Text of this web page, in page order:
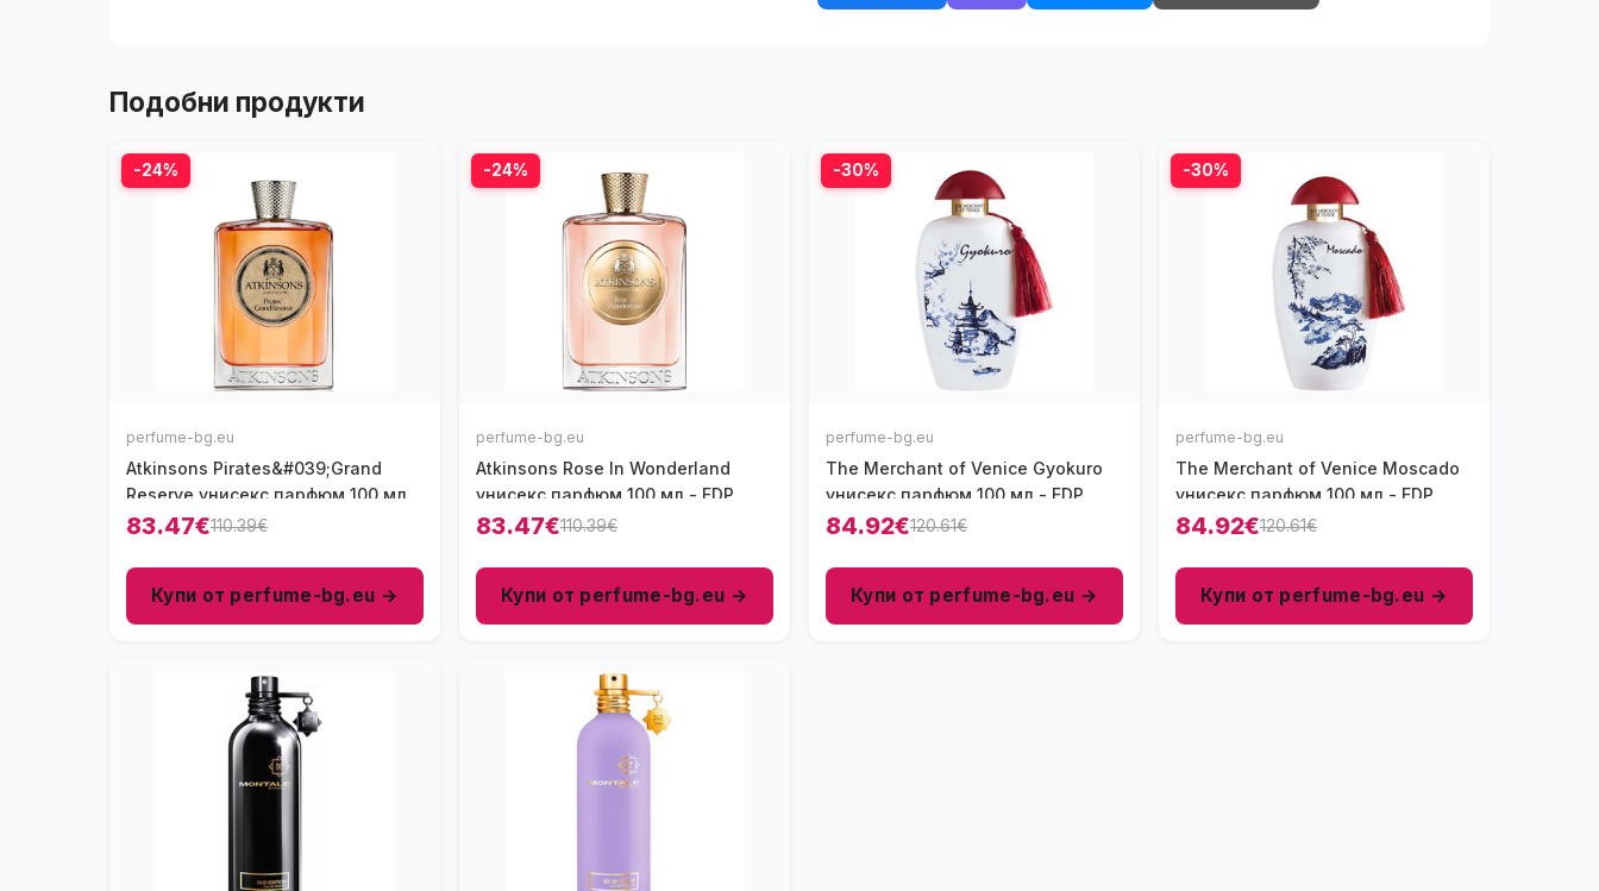
Подобни продукти
-24%
perfume-bg.eu
Atkinsons Pirates&#039;Grand
Reserve унисекс парфюм 100 мл -
EDP
83.47€110.39€
Купи от perfume-bg.eu →
-24%
perfume-bg.eu
Atkinsons Rose In Wonderland
унисекс парфюм 100 мл - EDP
83.47€110.39€
Купи от perfume-bg.eu →
-30%
perfume-bg.eu
The Merchant of Venice Gyokuro
унисекс парфюм 100 мл - EDP
84.92€120.61€
Купи от perfume-bg.eu →
-30%
perfume-bg.eu
The Merchant of Venice Moscado
унисекс парфюм 100 мл - EDP
84.92€120.61€
Купи от perfume-bg.eu →